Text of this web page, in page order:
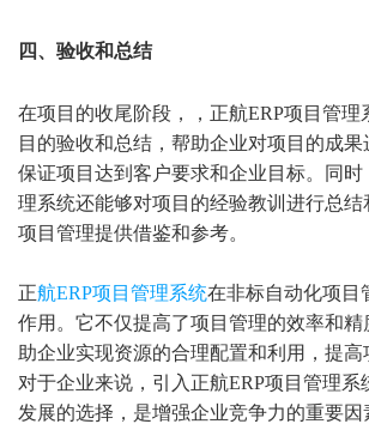
四、验收和总结
在项目的收尾阶段，，正航ERP项目管理
目的验收和总结，帮助企业对项目的成果
保证项目达到客户要求和企业目标。同时
理系统还能够对项目的经验教训进行总结
项目管理提供借鉴和参考。
正航ERP项目管理系统在非标自动化项目
作用。它不仅提高了项目管理的效率和
助企业实现资源的合理配置和利用，提高
对于企业来说，引入正航ERP项目管理系
发展的选择，是增强企业竞争力的重要因